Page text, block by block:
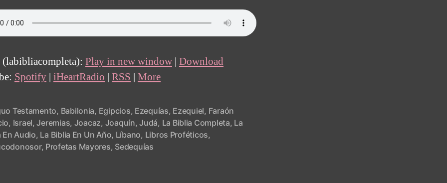
(labibliacompleta): Play in new window | Download
Spotify | iHeartRadio | RSS | More
Testamento, Babilonia, Egipcios, Ezequías, Ezequiel, Faraón
, Israel,Jeremias, Joacaz, Joaquín,Judá, La Biblia Completa, La
En Audio, La Biblia En Un Año, Líbano, Libros Proféticos,
, Profetas Mayores, Sedequías